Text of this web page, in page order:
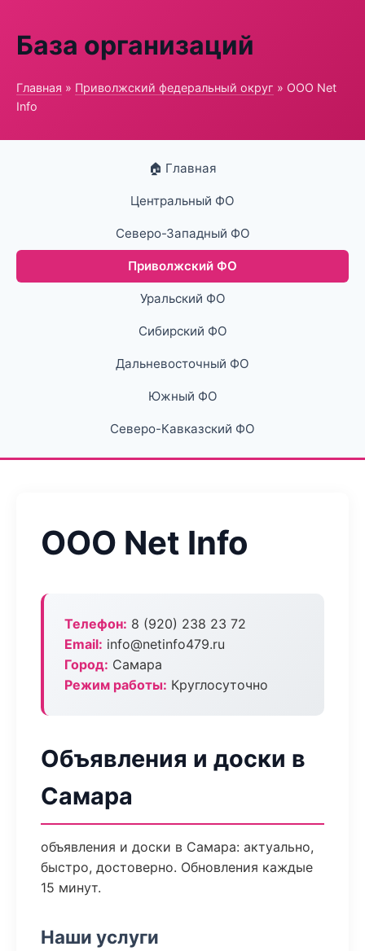
База организаций
Главная » Приволжский федеральный округ » ООО Net
Info
🏠 Главная
Центральный ФО
Северо-Западный ФО
Приволжский ФО
Уральский ФО
Сибирский ФО
Дальневосточный ФО
Южный ФО
Северо-Кавказский ФО
ООО Net Info
Телефон: 8 (920) 238 23 72
Email: info@netinfo479.ru
Город: Самара
Режим работы: Круглосуточно
Объявления и доски в
Самара
объявления и доски в Самара: актуально,
быстро, достоверно. Обновления каждые
15 минут.
Наши услуги